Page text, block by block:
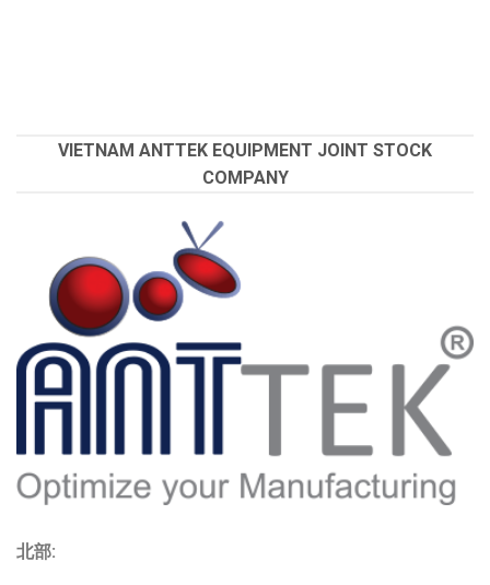
VIETNAM ANTTEK EQUIPMENT JOINT STOCK
COMPANY
北部: